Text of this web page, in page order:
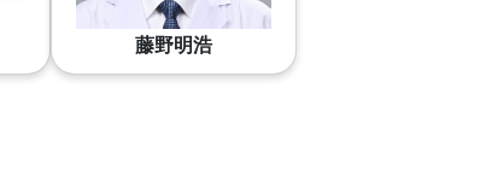
藤野明浩